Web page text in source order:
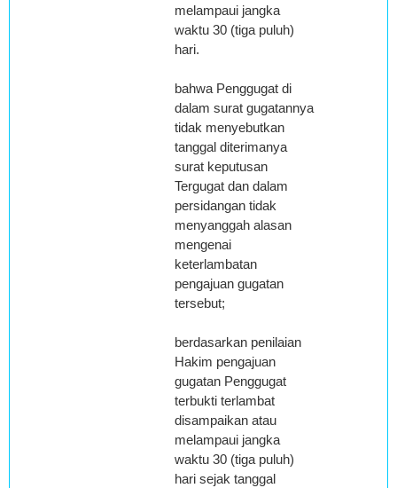
melampaui jangka
waktu 30 (tiga puluh)
hari.
bahwa Penggugat di
dalam surat gugatannya
tidak menyebutkan
tanggal diterimanya
surat keputusan
Tergugat dan dalam
persidangan tidak
menyanggah alasan
mengenai
keterlambatan
pengajuan gugatan
tersebut;
berdasarkan penilaian
Hakim pengajuan
gugatan Penggugat
terbukti terlambat
disampaikan atau
melampaui jangka
waktu 30 (tiga puluh)
hari sejak tanggal